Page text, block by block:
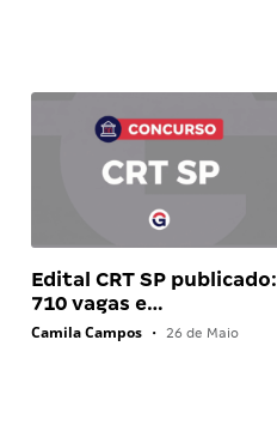
Edital CRT SP publicado:
710 vagas e…
Camila Campos • 26 de Maio